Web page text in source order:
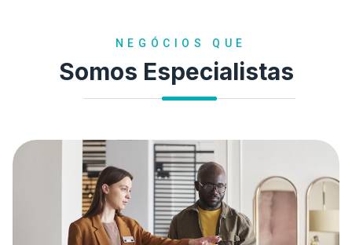
NEGÓCIOS QUE
Somos Especialistas